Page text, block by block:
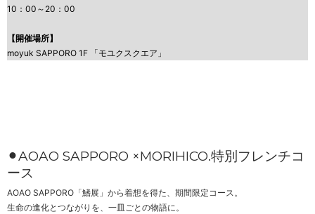
10：00～20：00
【開催場所】
moyuk SAPPORO 1F 「モユクスクエア」
⚫︎AOAO SAPPORO ×MORIHICO.特別フレンチコ
ース
AOAO SAPPORO「鰭展」から着想を得た、期間限定コース。
生命の進化とつながりを、一皿ごとの物語に。